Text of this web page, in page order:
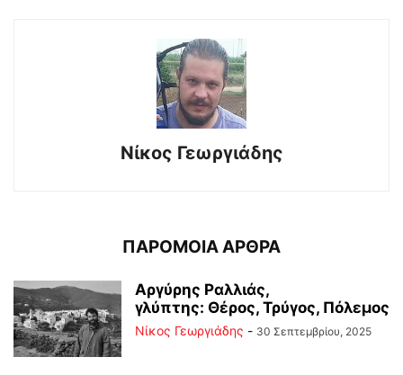
Νίκος Γεωργιάδης
ΠΑΡΟΜΟΙΑ ΑΡΘΡΑ
Αργύρης Ραλλιάς,
γλύπτης: Θέρος, Τρύγος, Πόλεμος
Νίκος Γεωργιάδης - 30 Σεπτεμβρίου, 2025